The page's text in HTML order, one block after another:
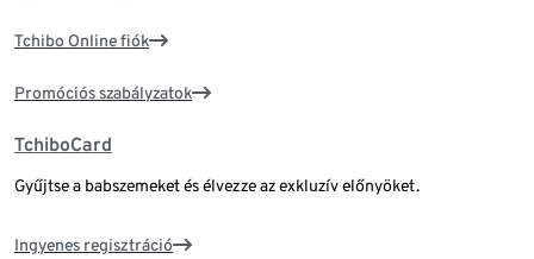
Tchibo Online fiók
Promóciós szabályzatok
TchiboCard
Gyűjtse a babszemeket és élvezze az exkluzív előnyöket.
Ingyenes regisztráció